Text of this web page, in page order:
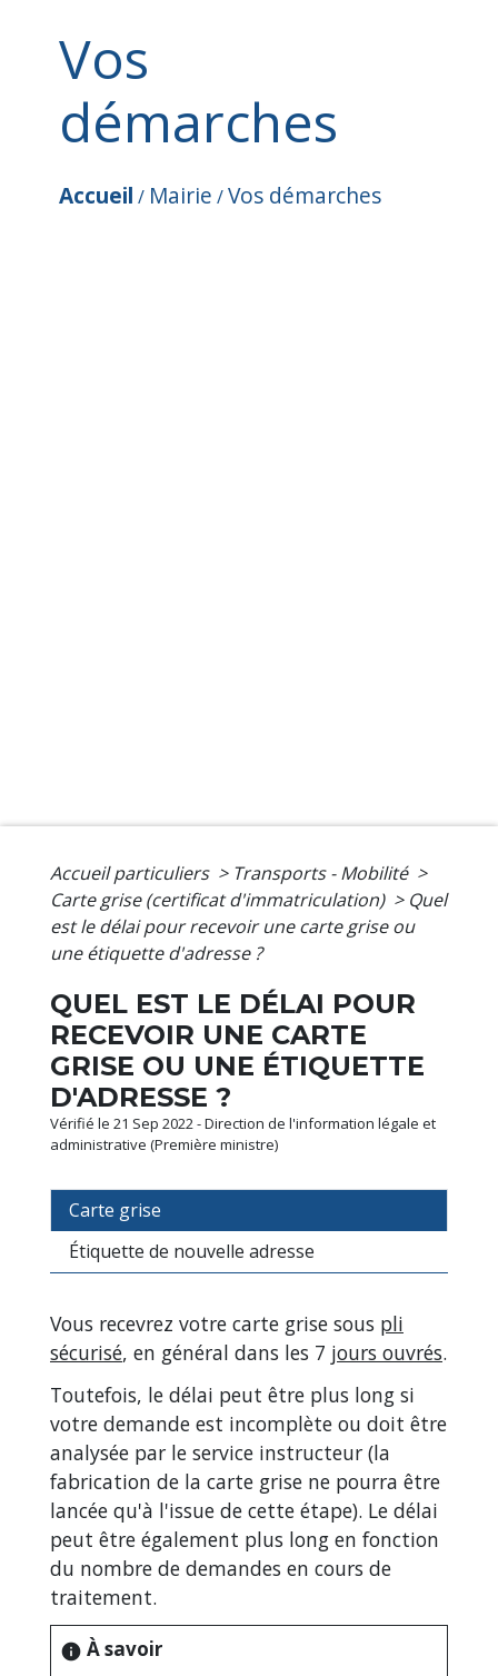
Vos
démarches
Accueil / Mairie /Vos démarches
Accueil particuliers > Transports - Mobilité >
Carte grise (certificat d'immatriculation) > Quel
est le délai pour recevoir une carte grise ou
une étiquette d'adresse ?
QUEL EST LE DÉLAI POUR
RECEVOIR UNE CARTE
GRISE OU UNE ÉTIQUETTE
D'ADRESSE ?
Vérifié le 21 Sep 2022 - Direction de l'information légale et
administrative (Première ministre)
Carte grise
Étiquette de nouvelle adresse
Vous recevrez votre carte grise sous pli
sécurisé, en général dans les 7 jours ouvrés.
Toutefois, le délai peut être plus long si
votre demande est incomplète ou doit être
analysée par le service instructeur (la
fabrication de la carte grise ne pourra être
lancée qu'à l'issue de cette étape). Le délai
peut être également plus long en fonction
du nombre de demandes en cours de
traitement.
info À savoir